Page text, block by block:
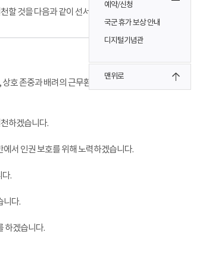
예약/신청
국군 휴가 보상 안내
디지털기념관
맨위로
것을 다음과 같이 선서합니다.
호 존중과 배려의 근무환경을
하겠습니다.
서 인권 보호를 위해 노력하겠습니다.
다.
니다.
하겠습니다.